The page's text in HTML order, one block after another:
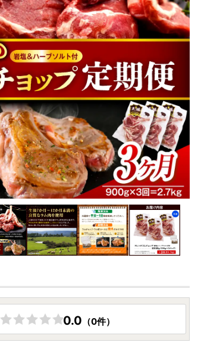
0.0 （0件）